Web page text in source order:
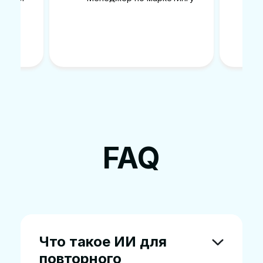
FAQ
Что такое ИИ для
повторного